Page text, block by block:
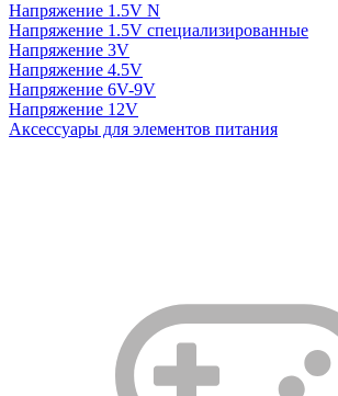
Напряжение 1.5V N
Напряжение 1.5V специализированные
Напряжение 3V
Напряжение 4.5V
Напряжение 6V-9V
Напряжение 12V
Аксессуары для элементов питания